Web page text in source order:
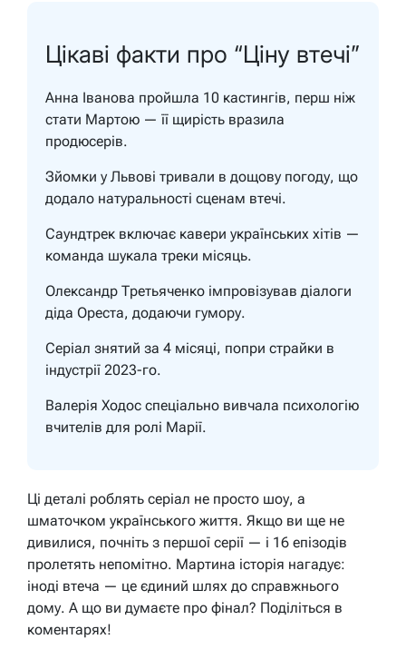
Цікаві факти про “Ціну втечі”
Анна Іванова пройшла 10 кастингів, перш ніж
стати Мартою — її щирість вразила
продюсерів.
Зйомки у Львові тривали в дощову погоду, що
додало натуральності сценам втечі.
Саундтрек включає кавери українських хітів —
команда шукала треки місяць.
Олександр Третьяченко імпровізував діалоги
діда Ореста, додаючи гумору.
Серіал знятий за 4 місяці, попри страйки в
індустрії 2023-го.
Валерія Ходос спеціально вивчала психологію
вчителів для ролі Марії.
Ці деталі роблять серіал не просто шоу, а
шматочком українського життя. Якщо ви ще не
дивилися, почніть з першої серії — і 16 епізодів
пролетять непомітно. Мартина історія нагадує:
іноді втеча — це єдиний шлях до справжнього
дому. А що ви думаєте про фінал? Поділіться в
коментарях!